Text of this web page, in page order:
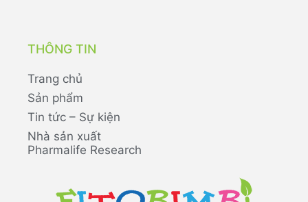
THÔNG TIN
Trang chủ
Sản phẩm
Tin tức – Sự kiện
Nhà sản xuất
Pharmalife Research